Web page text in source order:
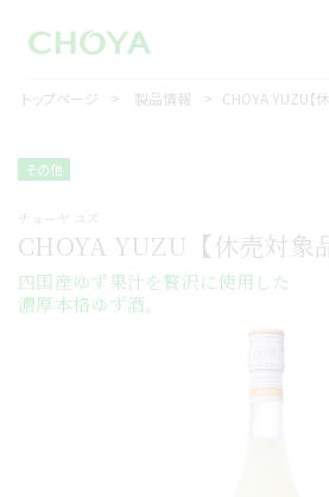
トップページ 製品情報 CHOYA YUZU【
その他
CHOYA YUZU【休売対象
チョーヤ ユズ
四国産ゆず果汁を贅沢に使用した
濃厚本格ゆず酒。